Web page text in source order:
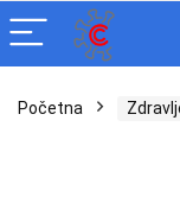
Početna